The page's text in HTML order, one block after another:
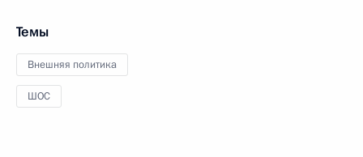
Темы
Внешняя политика
ШОС